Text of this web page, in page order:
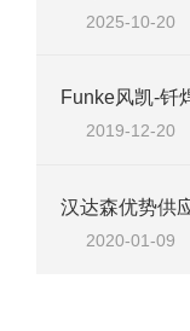
2025-10-20
2019-12-20
2020-01-09